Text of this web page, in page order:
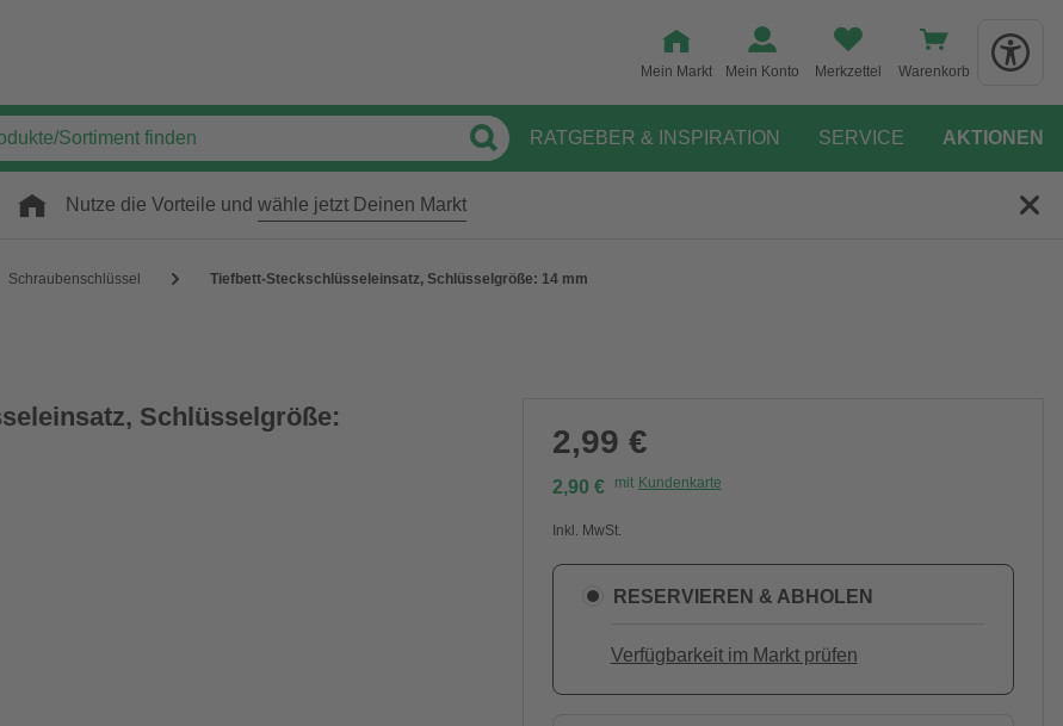
Mein Markt Mein Konto Merkzettel Warenkorb
RATGEBER & INSPIRATION SERVICE AKTIONEN
Nutze die Vorteile und wähle jetzt Deinen Markt
Schraubenschlüssel Tiefbett-Steckschlüsseleinsatz, Schlüsselgröße: 14 mm
Schlüsselgröße:
2,99 €
2,90 € mit Kundenkarte
Inkl. MwSt.
RESERVIEREN & ABHOLEN
Verfügbarkeit im Markt prüfen